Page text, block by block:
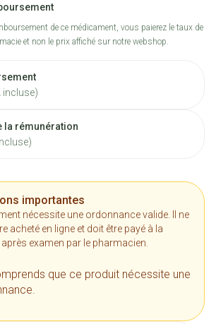
de ce médicament, vous paierez le taux de
et non le prix affiché sur notre webshop.
incluse)
la rémunération
importantes
nécessite une ordonnance valide. Il ne
acheté en ligne et doit être payé à la
examen par le pharmacien.
que ce produit nécessite une